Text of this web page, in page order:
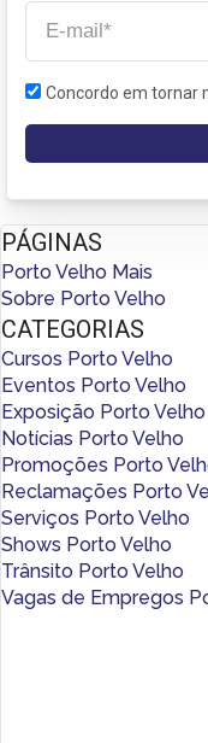
Concordo em tornar
PÁGINAS
Porto Velho Mais
Sobre Porto Velho
CATEGORIAS
Cursos Porto Velho
Eventos Porto Velho
Exposição Porto Velho
Notícias Porto Velho
Promoções Porto
Reclamações Porto
Serviços Porto Velho
Shows Porto Velho
Trânsito Porto Velho
Vagas de Empregos